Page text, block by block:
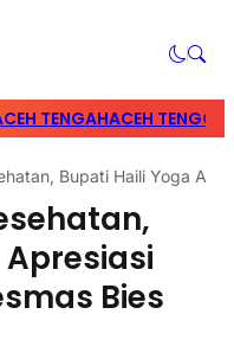
TENGAHACEH
Bupati Haili Yoga
Bies